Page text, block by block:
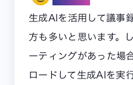
生成AIを活用して議事
方も多いと思います。
ーティングがあった場
ロードして生成AIを実